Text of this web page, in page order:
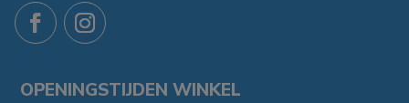
OPENINGSTIJDEN WINKEL